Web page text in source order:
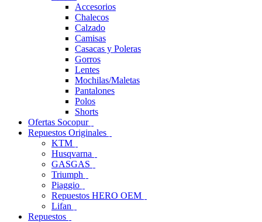
Accesorios
Chalecos
Calzado
Camisas
Casacas y Poleras
Gorros
Lentes
Mochilas/Maletas
Pantalones
Polos
Shorts
Ofertas Socopur
Repuestos Originales
KTM
Husqvarna
GASGAS
Triumph
Piaggio
Repuestos HERO OEM
Lifan
Repuestos